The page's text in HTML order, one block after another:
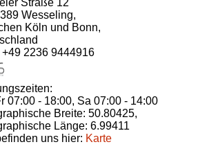
Straße 12
Wesseling,
Köln und Bonn,
2236 9444916
07:00 - 18:00, Sa 07:00 - 14:00
Breite: 50.80425,
Länge: 6.99411
uns hier: Karte